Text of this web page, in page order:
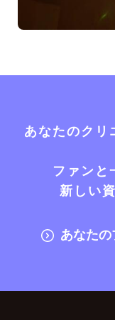
あなたのクリ
ファンと
新しい
あなた